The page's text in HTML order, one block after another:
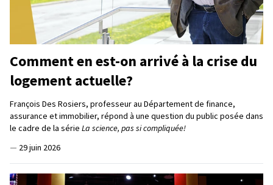
Comment en est-on arrivé à la crise du
logement actuelle?
François Des Rosiers, professeur au Département de finance,
assurance et immobilier, répond à une question du public posée dans
le cadre de la série La science, pas si compliquée!
— 29 juin 2026